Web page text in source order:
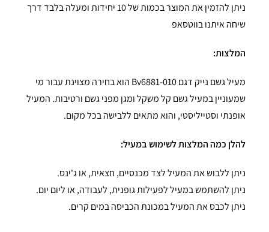
ניתן להזמין את המוצר בכמות של 10 יחידות ומעלה בלבד דרך
שיחה איתנו בווטסאפ
המלצות:
מעיל גשם נייק דגם Bv6881-010 הוא בחירה מצוינת עבור מי
שמעוניין במעיל גשם קל משקל ומגן מפני גשם ורטיבות. המעיל
אופנתי וסטייליסטי, והוא מתאים ללבישה בכל מקום.
להלן כמה המלצות לשימוש במעיל:
ניתן ללבוש את המעיל לצד מכנסיים, חצאית, או ג'ינס.
ניתן להשתמש במעיל לפעילות גופנית, לעבודה, או ליום יום.
ניתן לכבס את המעיל במכונת הכביסה במים קרים.